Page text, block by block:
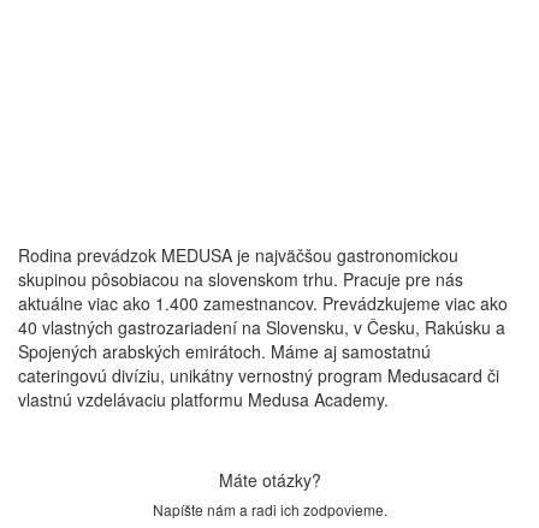
Rodina prevádzok MEDUSA je najväčšou gastronomickou
skupinou pôsobiacou na slovenskom trhu. Pracuje pre nás
aktuálne viac ako 1.400 zamestnancov. Prevádzkujeme viac ako
40 vlastných gastrozariadení na Slovensku, v Česku, Rakúsku a
Spojených arabských emirátoch. Máme aj samostatnú
cateringovú divíziu, unikátny vernostný program Medusacard či
vlastnú vzdelávaciu platformu Medusa Academy.
Máte otázky?
Napíšte nám a radi ich zodpovieme.